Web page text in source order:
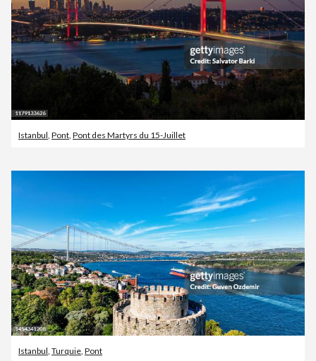
Istanbul, Pont, Pont des Martyrs du 15-Juillet
Istanbul, Turquie, Pont